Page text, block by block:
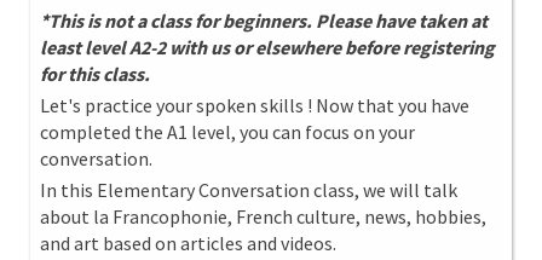
*This is not a class for beginners. Please have taken at
least level A2-2 with us or elsewhere before registering
for this class.
Let's practice your spoken skills ! Now that you have
completed the A1 level, you can focus on your
conversation.
In this Elementary Conversation class, we will talk
about la Francophonie, French culture, news, hobbies,
and art based on articles and videos.